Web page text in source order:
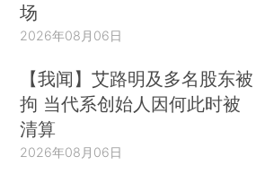
场
2026年08月06日
【我闻】艾路明及多名股东被
拘 当代系创始人因何此时被
清算
2026年08月06日